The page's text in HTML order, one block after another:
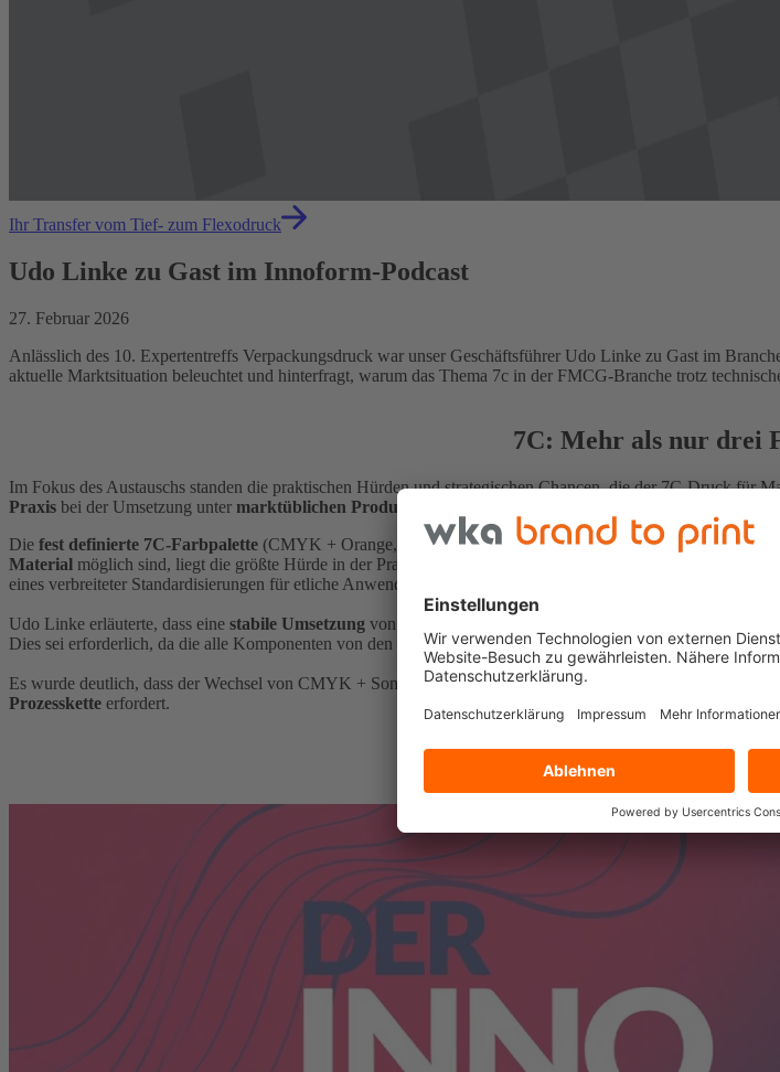
Ihr Transfer vom Tief- zum Flexodruck
Udo Linke zu Gast im Innoform-Podcast
27. Februar 2026
Anlässlich des 10. Expertentreffs Verpackungsdruck war unser Geschäftsführer Udo Linke zu Gast im
aktuelle Marktsituation beleuchtet und hinterfragt, warum das Thema 7c in der FMCG-Branche trotz
7C: Mehr als nur drei
Im Fokus des Austauschs standen die praktischen Hürden und strategischen Chancen, die der 7C-Druck für
Praxis bei der Umsetzung unter marktüblichen Produktionsbedingungen
Die fest definierte 7C-Farbpalette (CMYK + Orange, Grün, Violett) soll den Einsatz derPantone-
Material möglich sind, liegt die größte Hürde in der Praxis an der
eines verbreiteter Standardisierungen für etliche Anwendungen wie Etiketten leichter etablieren.
Udo Linke erläuterte, dass eine stabile Umsetzung von 7C im Flexodruck langfristig nur gelingen kann, wenn
Dies sei erforderlich, da die alle Komponenten von den
Daten, über dieProofs, die Auswahl der
Es wurde deutlich, dass der Wechsel von CMYK + Sonderfarben zu einer festen 7-Farben-Palette
Prozesskette erfordert.
Hören Sie hier die